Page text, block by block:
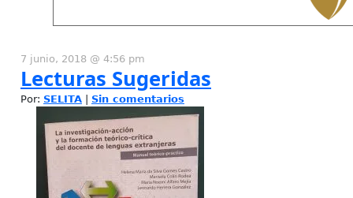
7 junio, 2018 @ 4:56 pm
Lecturas Sugeridas
Por: SELITA Sin comentarios